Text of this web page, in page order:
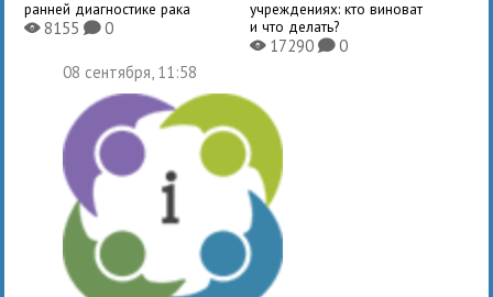
ранней диагностике рака
X8155K0
учреждениях: кто виноват
и что делать?
X17290 K0
08 сентября, 11:58